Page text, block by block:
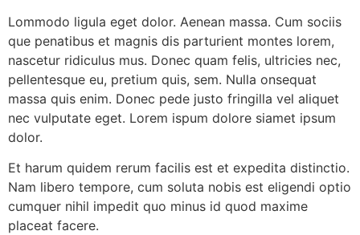
Lommodo ligula eget dolor. Aenean massa. Cum sociis
que penatibus et magnis dis parturient montes lorem,
nascetur ridiculus mus. Donec quam felis, ultricies nec,
pellentesque eu, pretium quis, sem. Nulla onsequat
massa quis enim. Donec pede justo fringilla vel aliquet
nec vulputate eget. Lorem ispum dolore siamet ipsum
dolor.
Et harum quidem rerum facilis est et expedita distinctio.
Nam libero tempore, cum soluta nobis est eligendi optio
cumquer nihil impedit quo minus id quod maxime
placeat facere.